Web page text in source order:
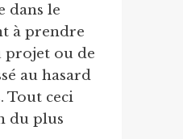
dans le
à prendre
projet ou de
au hasard
Tout ceci
du plus